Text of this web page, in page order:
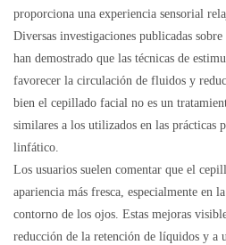
proporciona una experiencia sensorial
Diversas investigaciones publicadas
han demostrado que las técnicas de
favorecer la circulación de fluidos y
bien el cepillado facial no es un
similares a los utilizados en las prácticas
linfático.
Los usuarios suelen comentar que el
apariencia más fresca, especialmente en
contorno de los ojos. Estas mejoras
reducción de la retención de líquidos y a